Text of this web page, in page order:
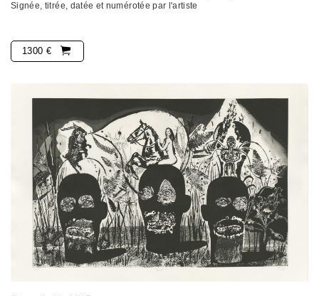
Signée, titrée, datée et numérotée par l'artiste
1300 €